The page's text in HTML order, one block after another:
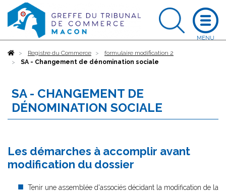
AccueilRegistre du Commerce
formulaire modification 2
SA - Changement de dénomination sociale
SA - CHANGEMENT DE
DÉNOMINATION SOCIALE
Les démarches à accomplir avant
modification du dossier
Tenir une assemblée d'associés décidant la modification de la